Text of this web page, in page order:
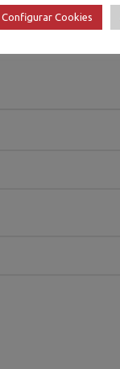
Configurar Cookies